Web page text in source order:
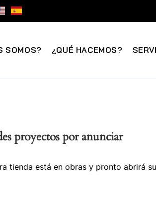
SOMOS? ¿QUÉ HACEMOS?
proyectos por anunciar
tienda está en obras y pronto abrirá